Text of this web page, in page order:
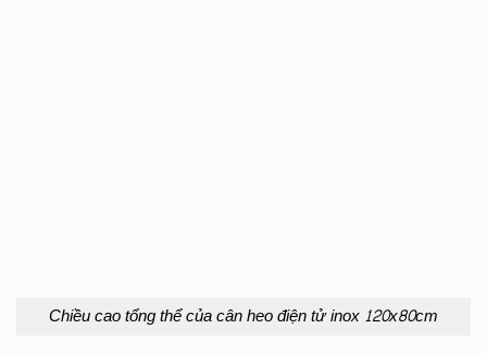
Chiều cao tổng thể của cân heo điện tử inox 120x80cm